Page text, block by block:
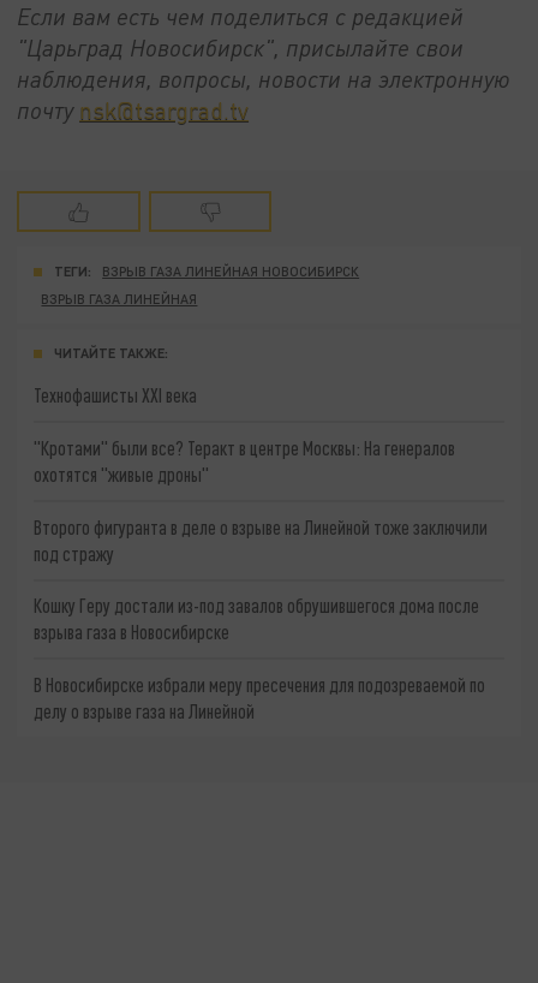
Если вам есть чем поделиться с редакцией
"Царьград Новосибирск", присылайте свои
наблюдения, вопросы, новости на электронную
почту nsk@tsargrad.tv
ТЕГИ:
ВЗРЫВ ГАЗА ЛИНЕЙНАЯ НОВОСИБИРСК
ВЗРЫВ ГАЗА ЛИНЕЙНАЯ
ЧИТАЙТЕ ТАКЖЕ:
Технофашисты XXI века
"Кротами" были все? Теракт в центре Москвы: На генералов
охотятся "живые дроны"
Второго фигуранта в деле о взрыве на Линейной тоже заключили
под стражу
Кошку Геру достали из-под завалов обрушившегося дома после
взрыва газа в Новосибирске
В Новосибирске избрали меру пресечения для подозреваемой по
делу о взрыве газа на Линейной